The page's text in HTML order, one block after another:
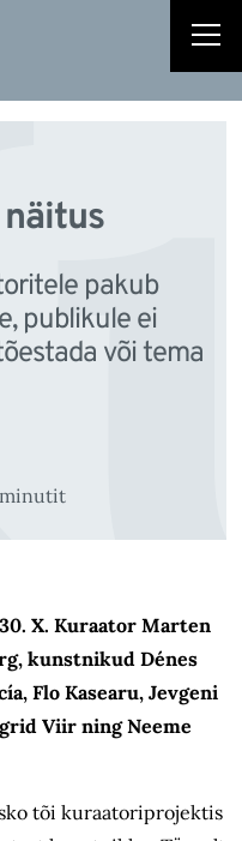
pakub
publikule ei
või tema
X. Kuraator Marten
kunstnikud Dénes
Flo Kasearu, Jevgeni
Viir ning Neeme
tõikuraatoriprojektis